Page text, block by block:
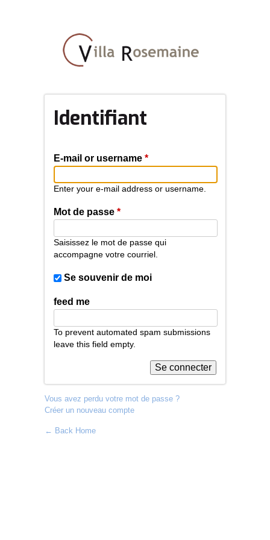
contenu
principal
Identifiant
E-mail or username *
Enter your e-mail address or username.
Mot de passe *
Saisissez le mot de passe qui
accompagne votre courriel.
Se souvenir de moi
feed me
To prevent automated spam submissions
leave this field empty.
Vous avez perdu votre mot de passe ?
Créer un nouveau compte
← Back Home